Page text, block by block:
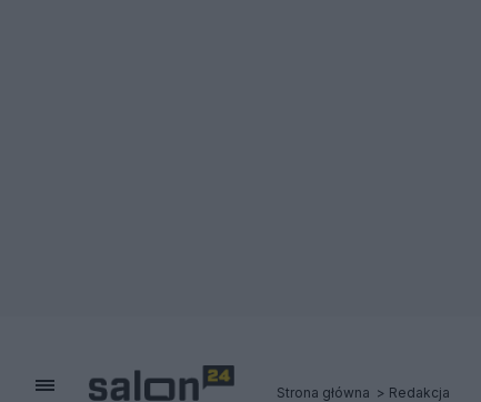
Strona główna Redakcja